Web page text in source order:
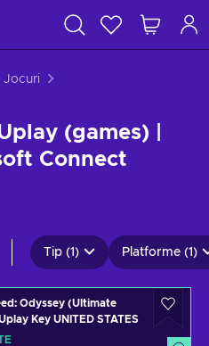
Jocuri
(games) |
Connect
Tip (1) Platforme (1)
Odyssey (Ultimate
Key UNITED STATES